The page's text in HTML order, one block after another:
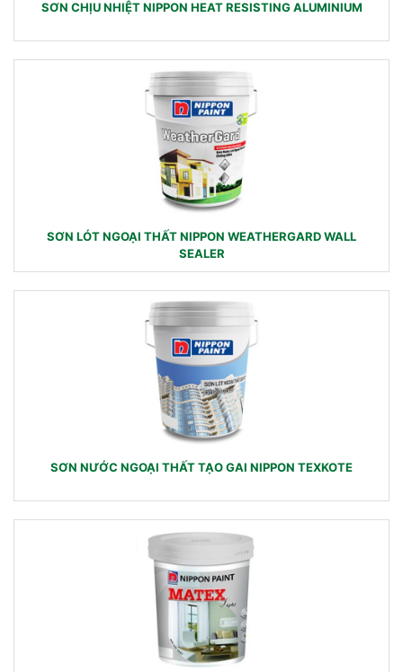
SƠN CHỊU NHIỆT NIPPON HEAT RESISTING ALUMINIUM
SƠN LÓT NGOẠI THẤT NIPPON WEATHERGARD WALL
SEALER
SƠN NƯỚC NGOẠI THẤT TẠO GAI NIPPON TEXKOTE